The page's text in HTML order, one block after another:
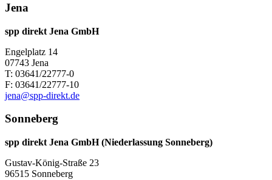
Jena
spp direkt Jena GmbH
Engelplatz 14
07743 Jena
T: 03641/22777-0
F: 03641/22777-10
jena@spp-direkt.de
Sonneberg
spp direkt Jena GmbH (Niederlassung Sonneberg)
Gustav-König-Straße 23
96515 Sonneberg